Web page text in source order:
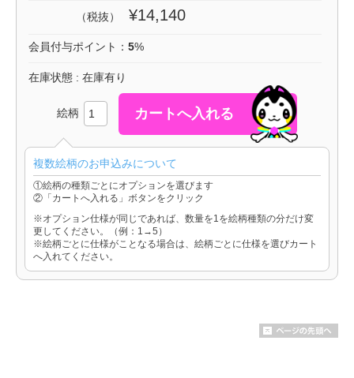
（税抜） ¥14,140
会員付与ポイント： 5%
在庫状態 : 在庫有り
絵柄
複数絵柄のお申込みについて
①絵柄の種類ごとにオプションを選びます
②「カートへ入れる」ボタンをクリック
※オプション仕様が同じであれば、数量を1を絵柄種類の分だけ変
更してください。（例：1→5）
※絵柄ごとに仕様がことなる場合は、絵柄ごとに仕様を選びカート
へ入れてください。